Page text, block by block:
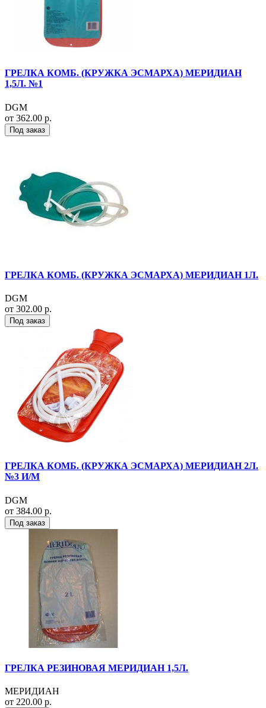
ГРЕЛКА КОМБ. (КРУЖКА ЭСМАРХА) МЕРИДИАН
1,5Л. №1
DGM
от 362.00 р.
Под заказ
ГРЕЛКА КОМБ. (КРУЖКА ЭСМАРХА) МЕРИДИАН 1Л.
DGM
от 302.00 р.
Под заказ
ГРЕЛКА КОМБ. (КРУЖКА ЭСМАРХА) МЕРИДИАН 2Л.
№3 И/М
DGM
от 384.00 р.
Под заказ
ГРЕЛКА РЕЗИНОВАЯ МЕРИДИАН 1,5Л.
МЕРИДИАН
от 220.00 р.